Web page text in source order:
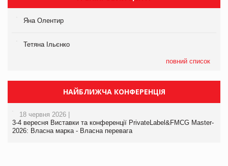
Яна Олентир
Тетяна Ільєнко
повний список
НАЙБЛИЖЧА КОНФЕРЕНЦІЯ
18 червня 2026 |
3-4 вересня Виставки та конференції PrivateLabel&FMCG Master-
2026: Власна марка - Власна перевага